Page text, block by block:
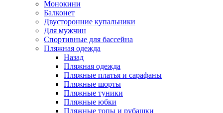
Монокини
Балконет
Двусторонние купальники
Для мужчин
Спортивные для бассейна
Пляжная одежда
Назад
Пляжная одежда
Пляжные платья и сарафаны
Пляжные шорты
Пляжные туники
Пляжные юбки
Пляжные топы и рубашки